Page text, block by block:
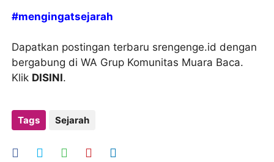
#mengingatsejarah
Dapatkan postingan terbaru srengenge.id dengan
bergabung di WA Grup Komunitas Muara Baca.
Klik DISINI.
Tags Sejarah